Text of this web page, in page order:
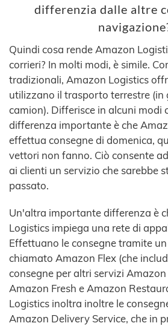
differenzia dalle altre
Quindi cosa rende Amazon
corrieri? In molti modi, è simile.
tradizionali, Amazon Logistics
utilizzano il trasporto terrestre (in
camion). Differisce in alcuni modi
differenza importante è che
effettua consegne di domenica,
vettori non fanno. Ciò consente
ai clienti un servizio che sarebbe
passato.
Un'altra importante differenza è
Logistics impiega una rete di
Effettuano le consegne tramite
chiamato Amazon Flex (che
consegne per altri servizi
Amazon Fresh e Amazon
Logistics inoltra inoltre le
Amazon Delivery Service, che in